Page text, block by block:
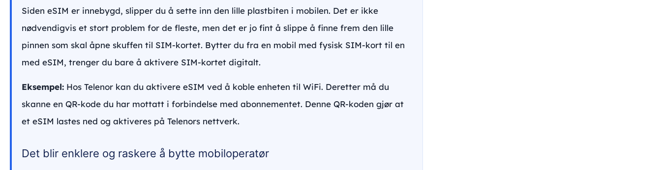
Siden eSIM er innebygd, slipper du å sette inn den lille plastbiten i mobilen. Det er ikke
nødvendigvis et stort problem for de fleste, men det er jo fint å slippe å finne frem den lille
pinnen som skal åpne skuffen til SIM-kortet. Bytter du fra en mobil med fysisk SIM-kort til en
med eSIM, trenger du bare å aktivere SIM-kortet digitalt.
Eksempel: Hos Telenor kan du aktivere eSIM ved å koble enheten til WiFi. Deretter må du
skanne en QR-kode du har mottatt i forbindelse med abonnementet. Denne QR-koden gjør at
et eSIM lastes ned og aktiveres på Telenors nettverk.
Det blir enklere og raskere å bytte mobiloperatør